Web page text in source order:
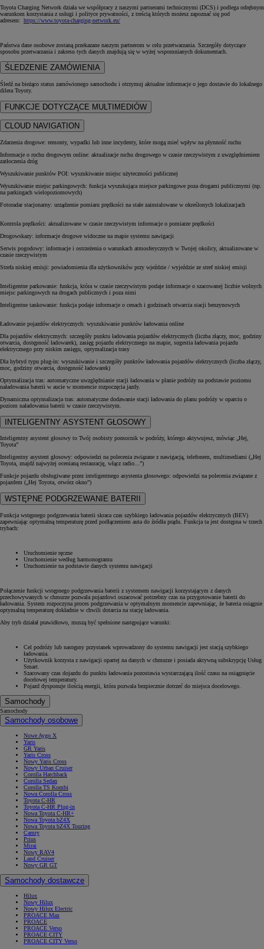
Toyota Charging Network działa we współpracy z naszymi partnerami technicznymi (DCS) i podlega odrębnym
warunkom korzystania z usługi i polityce prywatności, z treścią których możesz zapoznać się pod
adresem: https://www.toyota-charging-network.eu/
Państwa dane osobowe zostaną przekazane naszym partnerom w celu przetwarzania. Szczegóły dotyczące
sposobu przetwarzania i zakresu tych danych znajdują się w wyżej wspomnianych dokumentach.
ŚLEDZENIE ZAMÓWIENIA
Śledź na bieżąco status zamówionego samochodu i otrzymuj aktualne informacje o jego dostawie do lokalnego
dilera Toyoty.
FUNKCJE DOTYCZĄCE MULTIMEDIÓW
CLOUD NAVIGATION
Zdarzenia drogowe: remonty, wypadki lub inne incydenty, które mogą mieć wpływ na płynność ruchu
Informacje o ruchu drogowym online: aktualizacje ruchu drogowego w czasie rzeczywistym z uwzględnieniem
zatłoczenia dróg
Wyszukiwanie punktów POI: wyszukiwanie miejsc użyteczności publicznej
Wyszukiwanie miejsc parkingowych: funkcja wyszukująca miejsce parkingowe poza drogami publicznymi (np.
na parkingach wielopoziomowych)
Fotoradar stacjonarny: urządzenie pomiaru prędkości na stałe zainstalowane w określonych lokalizacjach
Kontrola prędkości: aktualizowane w czasie rzeczywistym informacje o pomiarze prędkości
Drogowskazy: informacje drogowe widoczne na mapie systemu nawigacji
Serwis pogodowy: informacje i ostrzeżenia o warunkach atmosferycznych w Twojej okolicy, aktualizowane w
czasie rzeczywistym
Strefa niskiej emisji: powiadomienia dla użytkowników przy wjeździe / wyjeździe ze stref niskiej emisji
Inteligentne parkowanie: funkcja, która w czasie rzeczywistym podaje informacje o szacowanej liczbie wolnych
miejsc parkingowych na drogach publicznych i poza nimi
Inteligentne tankowanie: funkcja podaje informacje o cenach i godzinach otwarcia stacji benzynowych
Ładowanie pojazdów elektrycznych: wyszukiwanie punktów ładowania online
Dla pojazdów elektrycznych: szczegóły punktu ładowania pojazdów elektrycznych (liczba złączy, moc, godziny
otwarcia, dostępność ładowarek), zasięg pojazdu elektrycznego na mapie, sugestia ładowania pojazdu
elektrycznego przy niskim zasięgu, optymalizacja trasy
Dla hybryd typu plug-in: wyszukiwanie i szczegóły punktów ładowania pojazdów elektrycznych (liczba złączy,
moc, godziny otwarcia, dostępność ładowarek)
Optymalizacja tras: automatyczne uwzględnianie stacji ładowania w planie podróży na podstawie poziomu
naładowania baterii w aucie w momencie rozpoczęcia jazdy.
Dynamiczna optymalizacja tras: automatyczne dodawanie stacji ładowania do planu podróży w oparciu o
poziom naładowania baterii w czasie rzeczywistym.
INTELIGENTNY ASYSTENT GŁOSOWY
Inteligentny asystent głosowy to Twój osobisty pomocnik w podróży, którego aktywujesz, mówiąc „Hej,
Toyota”
Inteligentny asystent głosowy: odpowiedzi na polecenia związane z nawigacją, telefonem, multimediami („Hej
Toyota, znajdź najwyżej ocenianą restaurację, włącz radio...”)
Funkcje pojazdu obsługiwane przez inteligentnego asystenta głosowego: odpowiedzi na polecenia związane z
pojazdem („Hej Toyota, otwórz okno”)
WSTĘPNE PODGRZEWANIE BATERII
Funkcja wstępnego podgrzewania baterii skraca czas szybkiego ładowania pojazdów elektrycznych (BEV)
zapewniając optymalną temperaturę przed podłączeniem auta do źródła prądu. Funkcja ta jest dostępna w trzech
trybach:
Uruchomienie ręczne
Uruchomienie według harmonogramu
Uruchomienie na podstawie danych systemu nawigacji
Połączenie funkcji wstępnego podgrzewania baterii z systemem nawigacji korzystającym z danych
przechowywanych w chmurze pozwala pojazdowi oszacować potrzebny czas na przygotowanie baterii do
ładowania. System rozpoczyna proces podgrzewania w optymalnym momencie zapewniając, że bateria osiągnie
optymalną temperaturę dokładnie w chwili dotarcia na stację ładowania.
Aby tryb działał prawidłowo, muszą być spełnione następujące warunki:
Cel podróży lub następny przystanek wprowadzony do systemu nawigacji jest stacją szybkiego
ładowania.
Użytkownik korzysta z nawigacji opartej na danych w chmurze i posiada aktywną subskrypcję Usług
Smart.
Szacowany czas dojazdu do punktu ładowania pozostawia wystarczającą ilość czasu na osiągnięcie
docelowej temperatury.
Pojazd dysponuje ilością energii, która pozwala bezpiecznie dotrzeć do miejsca docelowego.
Samochody
Samochody
Samochody osobowe
Nowe Aygo X
Yaris
GR Yaris
Yaris Cross
Nowy Yaris Cross
Nowy Urban Cruiser
Corolla Hatchback
Corolla Sedan
Corolla TS Kombi
Nowa Corolla Cross
Toyota C-HR
Toyota C-HR Plug-in
Nowa Toyota C-HR+
Nowa Toyota bZ4X
Nowa Toyota bZ4X Touring
Camry
Prius
Mirai
Nowy RAV4
Land Cruiser
Nowy GR GT
Samochody dostawcze
Hilux
Nowy Hilux
Nowy Hilux Electric
PROACE Max
PROACE
PROACE Verso
PROACE CITY
PROACE CITY Verso